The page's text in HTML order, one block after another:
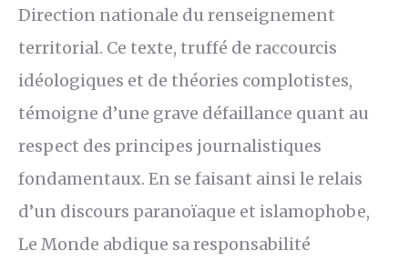
Direction nationale du renseignement
territorial. Ce texte, truffé de raccourcis
idéologiques et de théories complotistes,
témoigne d’une grave défaillance quant au
respect des principes journalistiques
fondamentaux. En se faisant ainsi le relais
d’un discours paranoïaque et islamophobe,
Le Monde abdique sa responsabilité